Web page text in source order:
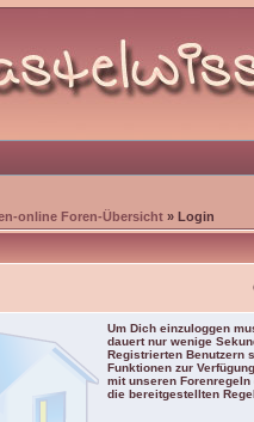
online Foren-Übersicht » Login
Um Dich einzuloggen
dauert nur wenige
Registrierten Benutzern
Funktionen zur
mit unseren
die bereitgestellten